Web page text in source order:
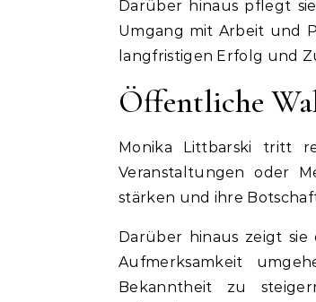
Darüber hinaus pflegt
Umgang mit Arbeit und
langfristigen Erfolg und
Öffentliche
Monika Littbarski tritt
Veranstaltungen oder
stärken und ihre
Darüber hinaus zeigt
Aufmerksamkeit
Bekanntheit zu